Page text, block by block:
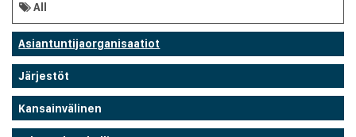
All
Asiantuntijaorganisaatiot
Järjestöt
Kansainvälinen